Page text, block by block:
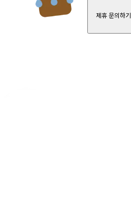
제휴 문의하기